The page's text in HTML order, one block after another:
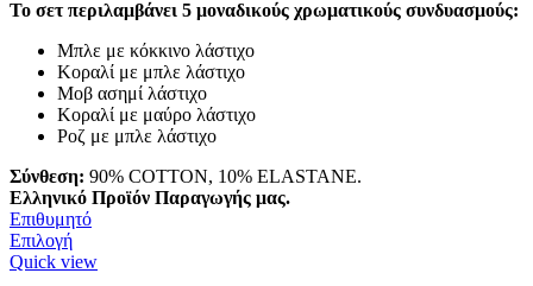
Το σετ περιλαμβάνει 5 μοναδικούς χρωματικούς συνδυασμούς:
Μπλε με κόκκινο λάστιχο
Κοραλί με μπλε λάστιχο
Μοβ ασημί λάστιχο
Κοραλί με μαύρο λάστιχο
Ροζ με μπλε λάστιχο
Σύνθεση: 90% COTTON, 10% ELASTANE.
Ελληνικό Προϊόν Παραγωγής μας.
Επιθυμητό
ΕπιλογήΑυτό
το
Quick view